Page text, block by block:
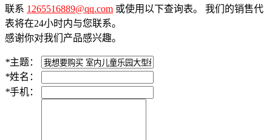
联系 1265516889@qq.com 或使用以下查询表。 我们的销售代
表将在24小时内与您联系。
感谢你对我们产品感兴趣。
*主题：
*姓名：
*手机：